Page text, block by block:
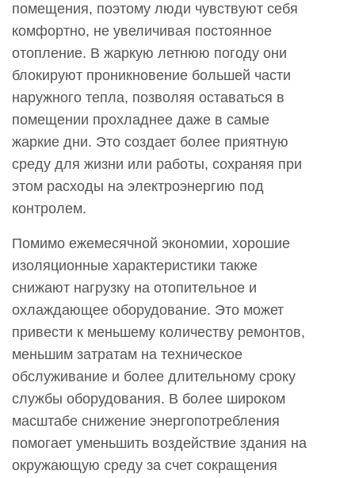
помещения, поэтому люди чувствуют себя
комфортно, не увеличивая постоянное
отопление. В жаркую летнюю погоду они
блокируют проникновение большей части
наружного тепла, позволяя оставаться в
помещении прохладнее даже в самые
жаркие дни. Это создает более приятную
среду для жизни или работы, сохраняя при
этом расходы на электроэнергию под
контролем.
Помимо ежемесячной экономии, хорошие
изоляционные характеристики также
снижают нагрузку на отопительное и
охлаждающее оборудование. Это может
привести к меньшему количеству ремонтов,
меньшим затратам на техническое
обслуживание и более длительному сроку
службы оборудования. В более широком
масштабе снижение энергопотребления
помогает уменьшить воздействие здания на
окружающую среду за счет сокращения